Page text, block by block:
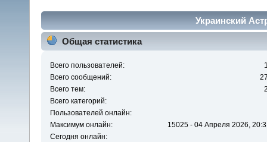
Украинский
Общая статистика
Всего пользователей:
Всего сообщений:
Всего тем:
Всего категорий:
Пользователей онлайн:
Максимум онлайн:
15025 - 04 Апреля 2026,
Сегодня онлайн: